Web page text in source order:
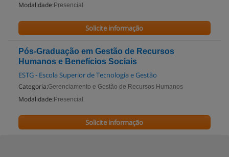
Modalidade: Presencial
Solicite informação
Pós-Graduação em Gestão de Recursos
Humanos e Benefícios Sociais
ESTG - Escola Superior de Tecnologia e Gestão
Categoria:Gerenciamento e Gestão de Recursos Humanos
Modalidade: Presencial
Solicite informação